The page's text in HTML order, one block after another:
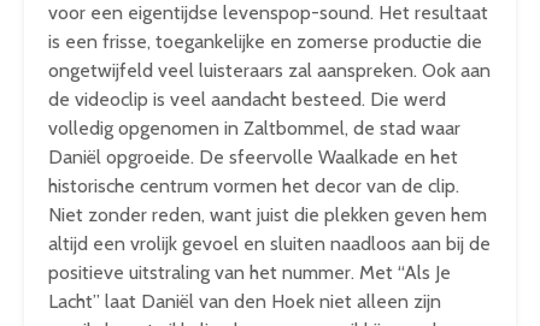
voor een eigentijdse levenspop-sound. Het resultaat
is een frisse, toegankelijke en zomerse productie die
ongetwijfeld veel luisteraars zal aanspreken. Ook aan
de videoclip is veel aandacht besteed. Die werd
volledig opgenomen in Zaltbommel, de stad waar
Daniël opgroeide. De sfeervolle Waalkade en het
historische centrum vormen het decor van de clip.
Niet zonder reden, want juist die plekken geven hem
altijd een vrolijk gevoel en sluiten naadloos aan bij de
positieve uitstraling van het nummer. Met “Als Je
Lacht” laat Daniël van den Hoek niet alleen zijn